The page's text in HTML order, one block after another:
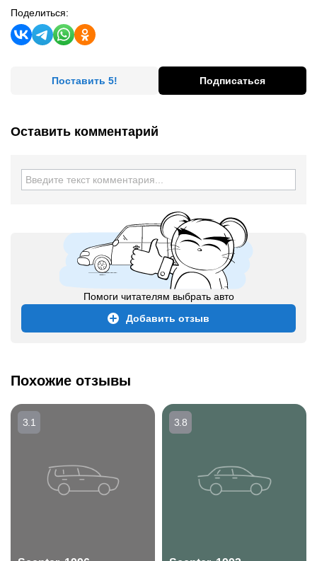
Поделиться:
Поставить 5! Подписаться
Оставить комментарий
Помоги читателям выбрать авто
Добавить отзыв
Похожие отзывы
3.1 3.8